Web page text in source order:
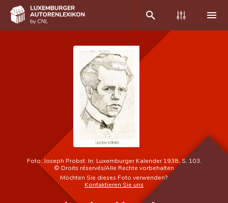
Autor(inn)en A-Z
Erweiterte Suche
Häufige Fragen und Antworten
Forschungsgruppe
Foto:Joseph Probst. In: Luxemburger Kalender 1938, S. 103.
© Droits réservés/Alle Rechte vorbehalten
Möchten Sie dieses Foto verwenden?
Kontaktieren Sie uns